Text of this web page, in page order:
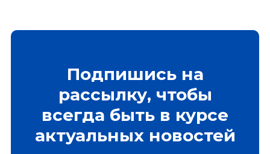
Подпишись на
рассылку, чтобы
всегда быть в курсе
актуальных новостей